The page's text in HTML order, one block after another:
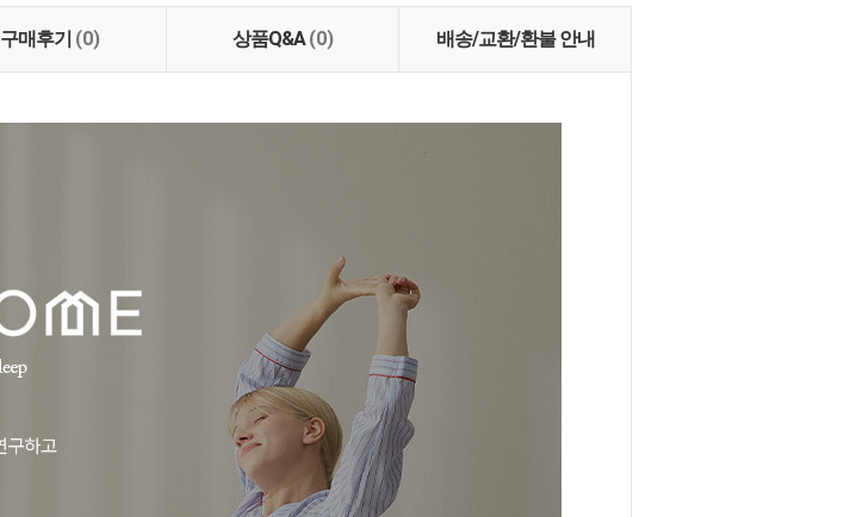
구매후기 (0) 상품Q&A(0) 배송/교환/환불 안내